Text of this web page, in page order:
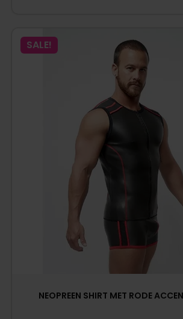
SALE!
NEOPREEN SHIRT MET RODE